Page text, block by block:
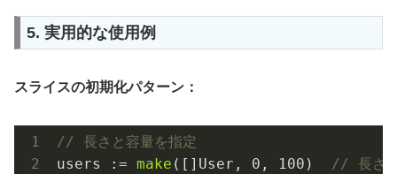
5. 実用的な使用例
スライスの初期化パターン：
// 長さと容量を指定
users := make ([]User, 0 , 100 ) // 長さ0